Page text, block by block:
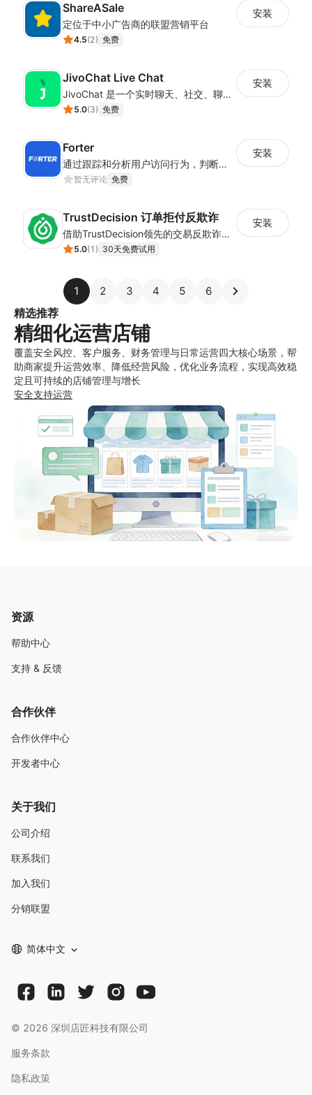
ShareASale
定位于中小广告商的联盟营销平台
4.5(2) 免费
安装
JivoChat Live Chat
JivoChat 是一个实时聊天、社交、聊天机器人和 CRM一体化的应用。
5.0(3) 免费
安装
Forter
通过跟踪和分析用户访问行为，判断用户下单意图，减少欺诈购买
暂无评论 免费
安装
TrustDecision 订单拒付反欺诈
借助TrustDecision领先的交易反欺诈技术，大幅降低欺诈订单占比，为您的收入保驾护航
5.0(1 ) 30天免费试用
安装
1 2 3 4 5 6
精选推荐
精细化运营店铺
覆盖安全风控、客户服务、财务管理与日常运营四大核心场景，帮
助商家提升运营效率、降低经营风险，优化业务流程，实现高效稳
定且可持续的店铺管理与增长
安全支持运营
资源
帮助中心
支持 & 反馈
合作伙伴
合作伙伴中心
开发者中心
关于我们
公司介绍
联系我们
加入我们
分销联盟
简体中文
© 2026 深圳店匠科技有限公司
服务条款
隐私政策